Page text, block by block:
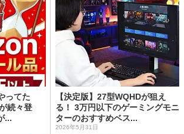
ってた
続々登
...
【決定版】27型WQHDが狙え
る！ 3万円以下のゲーミングモニ
ターのおすすめベス...
2026年5月31日